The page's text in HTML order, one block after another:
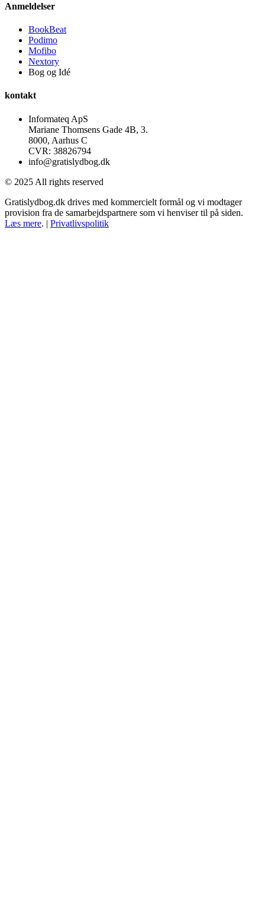
Anmeldelser
BookBeat
Podimo
Mofibo
Nextory
Bog og Idé
kontakt
Informateq ApS
Mariane Thomsens Gade 4B, 3.
8000, Aarhus C
CVR: 38826794
info@gratislydbog.dk
© 2025 All rights reserved
Gratislydbog.dk drives med kommercielt formål og vi modtager
provision fra de samarbejdspartnere som vi henviser til på siden.
Læs mere. | Privatlivspolitik